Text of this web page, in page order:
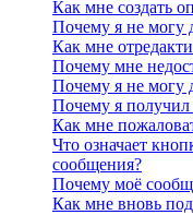
Как мне создать
Почему я не могу
Как мне
Почему мне
Почему я не могу
Почему я
Как мне
Что означает
сообщения?
Почему моё
Как мне вновь